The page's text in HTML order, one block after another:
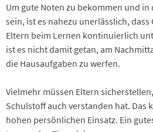
Um gute Noten zu bekommen und
sein, ist es nahezu unerlässlich,
Eltern beim Lernen kontinuierlich
ist es nicht damit getan, am
die Hausaufgaben zu werfen.
Vielmehr müssen Eltern
Schulstoff auch verstanden hat. Das
hohen persönlichen Einsatz. Ein